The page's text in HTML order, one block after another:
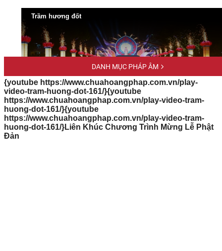
{youtube https://www.chuahoangphap.com.vn/play-
video-tram-huong-dot-161/}{youtube
https://www.chuahoangphap.com.vn/play-video-tram-
huong-dot-161/}{youtube
https://www.chuahoangphap.com.vn/play-video-tram-
huong-dot-161/}Liên Khúc Chương Trình Mừng Lễ Phật
Đản